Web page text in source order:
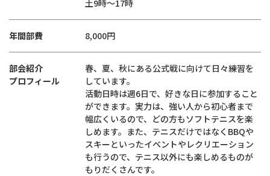
土9時～17時
年間部費 8,000円
部会紹介
プロフィール
春、夏、秋にある公式戦に向けて日々練習を
しています。
活動日時は週6日で、好きな日に参加すること
ができます。実力は、強い人から初心者まで
幅広くいるので、どの方もソフトテニスを楽
しめます。また、テニスだけではなくBBQや
スキーといったイベントやレクリエーション
も行うので、テニス以外にも楽しめるものが
もりだくさんです。